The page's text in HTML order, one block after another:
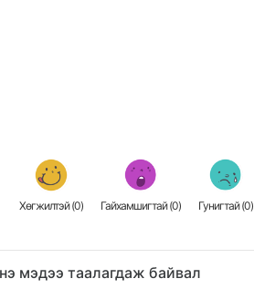
Хөгжилтэй (0) Гайхамшигтай (0) Гунигтай (0)
мэдээ таалагдаж байвал